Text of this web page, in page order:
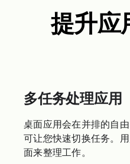
提升应
多任务处理应用
桌面应用会在并排的自
可让您快速切换任务。
面来整理工作。